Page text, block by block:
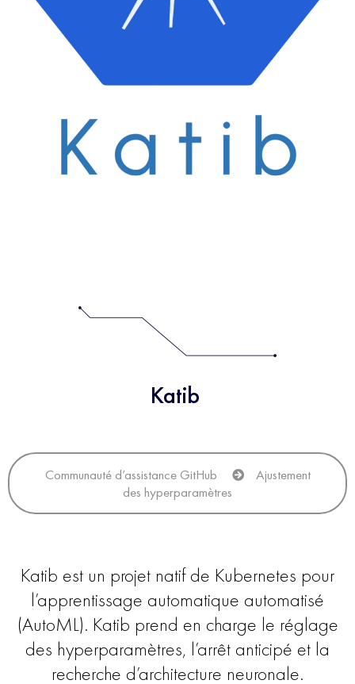
Katib
Communauté d’assistance GitHub
Ajustement
des hyperparamètres
Katib est un projet natif de Kubernetes pour
l’apprentissage automatique automatisé
(AutoML). Katib prend en charge le réglage
des hyperparamètres, l’arrêt anticipé et la
recherche d’architecture neuronale.